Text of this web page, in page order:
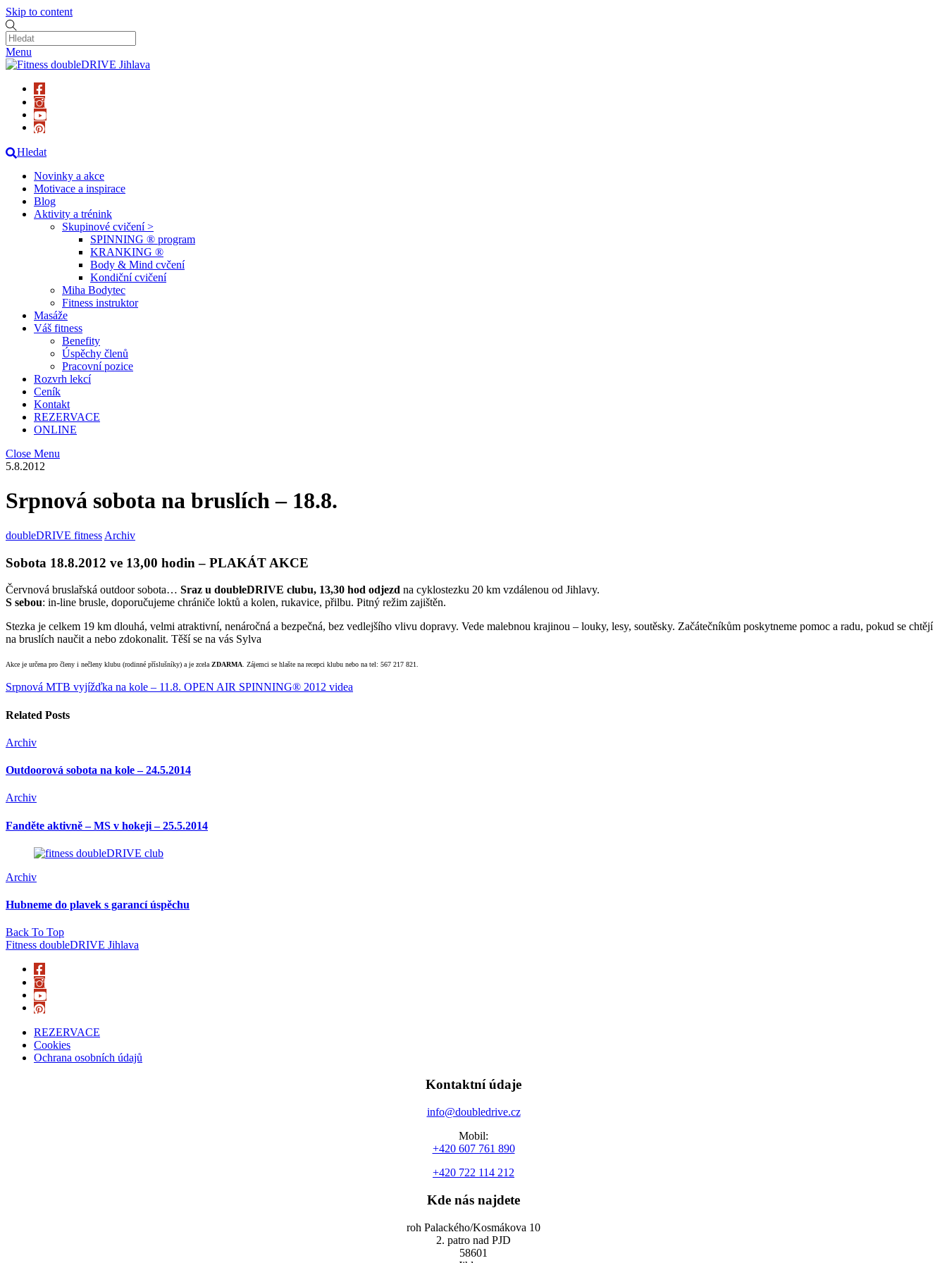
Skip to content
Menu
Hledat
Novinky a akce
Motivace a inspirace
Blog
Aktivity a trénink
Skupinové cvičení >
SPINNING ® program
KRANKING ®
Body & Mind cvčení
Kondiční cvičení
Miha Bodytec
Fitness instruktor
Masáže
Váš fitness
Benefity
Úspěchy členů
Pracovní pozice
Rozvrh lekcí
Ceník
Kontakt
REZERVACE
ONLINE
Close Menu
5.8.2012
Srpnová sobota na bruslích – 18.8.
doubleDRIVE fitness Archiv
Sobota 18.8.2012 ve 13,00 hodin– PLAKÁT AKCE
Červnová bruslařská outdoor sobota… Sraz u doubleDRIVE clubu, 13,30 hod odjezd na cyklostezku 20 km vzdálenou od Jihlavy.
S sebou: in-line brusle, doporučujeme chrániče loktů a kolen, rukavice, přilbu. Pitný režim zajištěn.
Stezka je celkem 19 km dlouhá, velmi atraktivní, nenáročná a bezpečná, bez vedlejšího vlivu dopravy. Vede malebnou krajinou – louky, lesy, soutěsky. Začátečníkům poskytneme pomoc a radu, pokud se chtějí
na bruslích naučit a nebo zdokonalit. Těší se na vás Sylva
Akce je určena pro členy i nečleny klubu (rodinné příslušníky) a je zcelaZDARMA. Zájemci se hlašte na recepci klubu nebo na tel: 567 217 821.
Srpnová MTB vyjížďka na kole – 11.8. OPEN AIR SPINNING® 2012 videa
Related Posts
Archiv
Outdoorová sobota na kole – 24.5.2014
Archiv
Fanděte aktivně – MS v hokeji – 25.5.2014
Archiv
Hubneme do plavek s garancí úspěchu
Back To Top
Fitness doubleDRIVE Jihlava
REZERVACE
Cookies
Ochrana osobních údajů
Kontaktní údaje
info@doubledrive.cz
Mobil:
+420 607 761 890
+420 722 114 212
Kde nás najdete
roh Palackého/Kosmákova 10
2. patro nad PJD
58601